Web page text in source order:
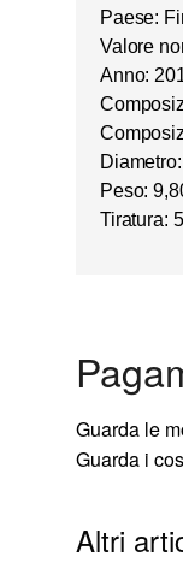
Paese:
Valore
Anno:
Peso:
Tiratura:
Guarda le
Guarda i
Altri